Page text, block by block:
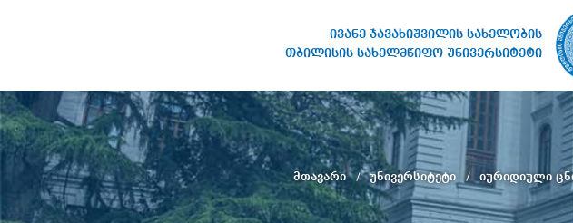
ივანე ჯავახიშვილის სახელობის
თბილისის სახელმწიფო უნივერსიტეტი
სახელობის თბილისის
სახელმწიფო უნივერსიტეტი
მთავარი უნივერსიტეტი იურიდიული